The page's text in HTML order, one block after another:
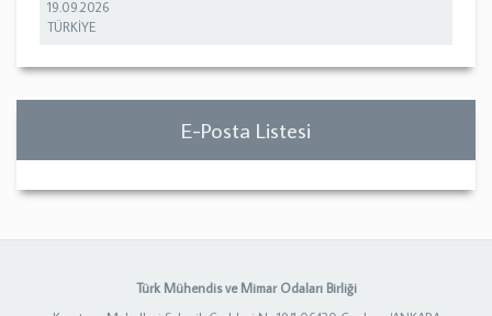
19.09.2026
TÜRKİYE
E-Posta Listesi
Türk Mühendis ve Mimar Odaları Birliği